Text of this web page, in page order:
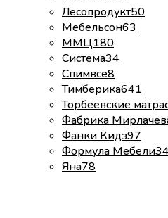
Лесопродукт50
Мебельсон63
ММЦ180
Система34
Спимвсе8
Тимберика641
Торбеевские
Фабрика
Фанки Кидз97
Формула Мебели
Яна78